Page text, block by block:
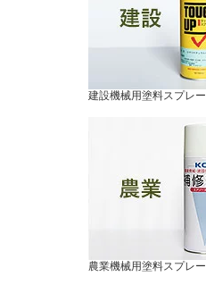
建設機械用塗料スプレー
農業機械用塗料スプレー